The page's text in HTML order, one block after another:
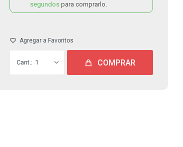
segundos para comprarlo.
1 COMPRAR